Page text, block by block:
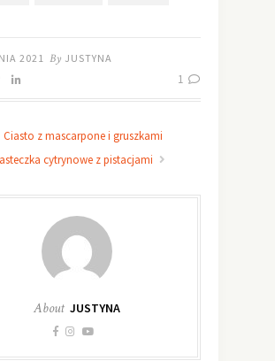
2021 By JUSTYNA
1
Ciasto z mascarpone i gruszkami
cytrynowe z pistacjami
About JUSTYNA